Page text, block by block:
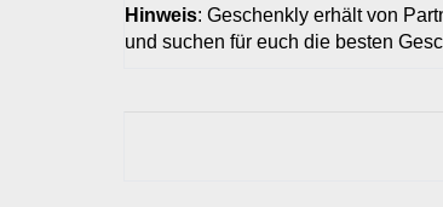
Hinweis: Geschenkly erhält von
und suchen für euch die besten